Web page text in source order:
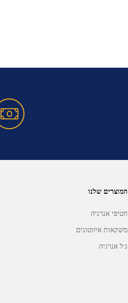
המוצרים שלנו
חטיפי אנרגיה
משקאות איזוטונים
ג׳ל אנרגיה